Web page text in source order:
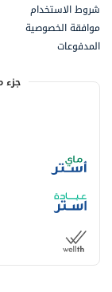
شروط الاستخدام
موافقة الخصوصية
المدفوعات
جزء